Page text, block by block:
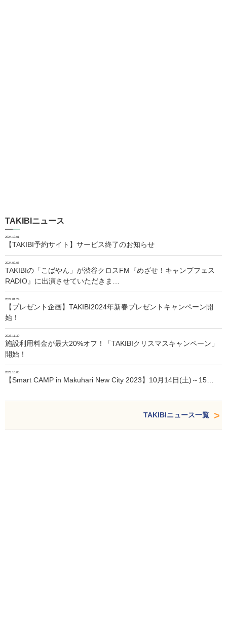
TAKIBIニュース
2024.10.01
【TAKIBI予約サイト】サービス終了のお知らせ
2024.02.06
TAKIBIの「こばやん」が渋谷クロスFM『めざせ！キャンプフェス
RADIO』に出演させていただきま…
2024.01.24
【プレゼント企画】TAKIBI2024年新春プレゼントキャンペーン開
始！
2023.11.30
施設利用料金が最大20%オフ！「TAKIBIクリスマスキャンペーン」
開始！
2023.10.05
【Smart CAMP in Makuhari New City 2023】10月14日(土)～15…
TAKIBIニュース一覧